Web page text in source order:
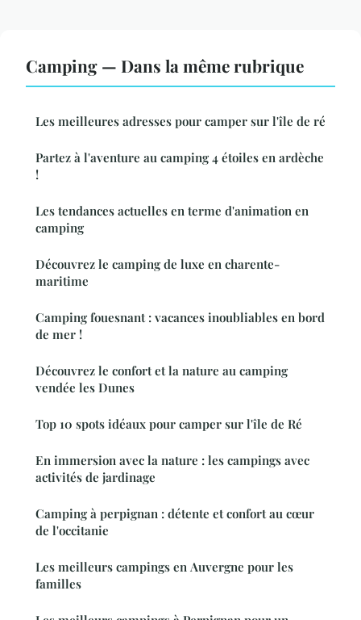
Camping — Dans la même rubrique
Les meilleures adresses pour camper sur l'île de ré
Partez à l'aventure au camping 4 étoiles en ardèche
!
Les tendances actuelles en terme d'animation en
camping
Découvrez le camping de luxe en charente-
maritime
Camping fouesnant : vacances inoubliables en bord
de mer !
Découvrez le confort et la nature au camping
vendée les Dunes
Top 10 spots idéaux pour camper sur l'île de Ré
En immersion avec la nature : les campings avec
activités de jardinage
Camping à perpignan : détente et confort au cœur
de l'occitanie
Les meilleurs campings en Auvergne pour les
familles